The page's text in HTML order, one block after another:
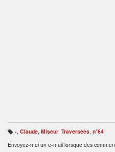
B
ali
s
-, Claude, Miseur, Traversées, n°64
Envoyez-moi un e-mail lorsque des